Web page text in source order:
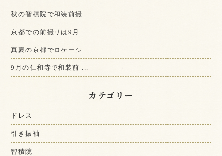
秋の智積院で和装前撮 ...
京都での前撮りは9月 ...
真夏の京都でロケーシ ...
9月の仁和寺で和装前 ...
カテゴリー
ドレス
引き振袖
智積院